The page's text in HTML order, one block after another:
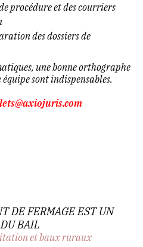
procédure et des courriers
des dossiers de
une bonne orthographe
sont indispensables.
DE FERMAGE EST UN
BAIL
et baux ruraux